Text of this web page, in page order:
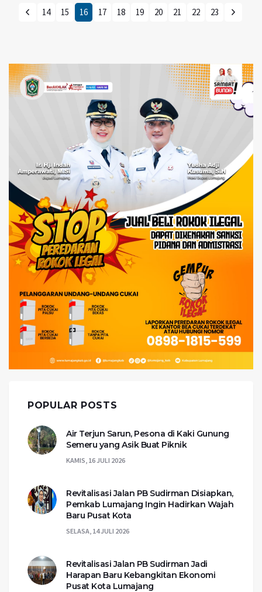
14 15 16 17 18 19 20 21 22 23
POPULAR POSTS
Air Terjun Sarun, Pesona di Kaki Gunung
Semeru yang Asik Buat Piknik
KAMIS, 16 JULI 2026
Revitalisasi Jalan PB Sudirman Disiapkan,
Pemkab Lumajang Ingin Hadirkan Wajah
Baru Pusat Kota
SELASA, 14 JULI 2026
Revitalisasi Jalan PB Sudirman Jadi
Harapan Baru Kebangkitan Ekonomi
Pusat Kota Lumajang